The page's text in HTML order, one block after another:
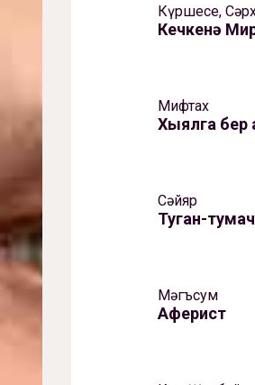
Күршесе,
Кечкенә
Мифтах
Хыялга
Сәйяр
Туган-
Мәгъсум
Аферист